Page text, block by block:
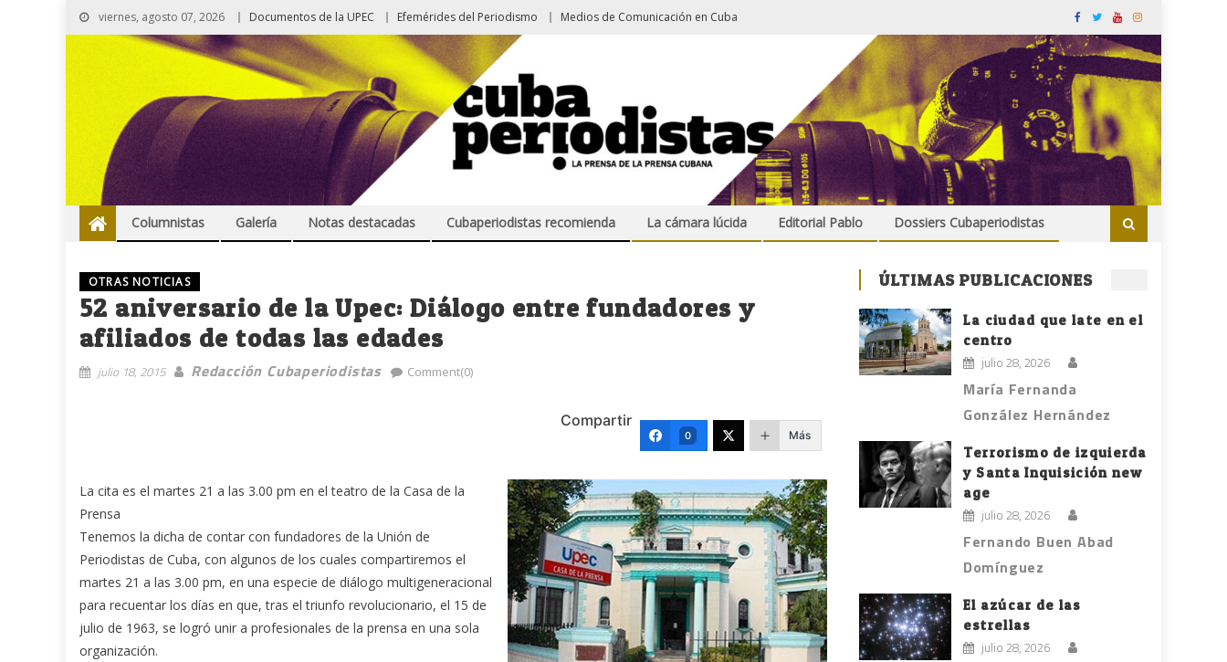
viernes, agosto 07, 2026 Documentos de la UPEC Efemérides del Periodismo Medios de Comunicación en Cuba
Columnistas Galería Notas destacadas Cubaperiodistas recomienda La cámara lúcida Editorial Pablo Dossiers Cubaperiodistas
OTRAS NOTICIAS
52 aniversario de la Upec: Diálogo entre fundadores y
afiliados de todas las edades
julio 18, 2015 Redacción Cubaperiodistas Comment(0)
Compartir
0 Más
La cita es el martes 21 a las 3.00 pm en el teatro de la Casa de la
Prensa
Tenemos la dicha de contar con fundadores de la Unión de
Periodistas de Cuba, con algunos de los cuales compartiremos el
martes 21 a las 3.00 pm, en una especie de diálogo multigeneracional
para recuentar los días en que, tras el triunfo revolucionario, el 15 de
julio de 1963, se logró unir a profesionales de la prensa en una sola
organización.
ÚLTIMAS PUBLICACIONES
La ciudad que late en el
centro
julio 28, 2026
María Fernanda
González Hernández
Terrorismo de izquierda
y Santa Inquisición new
age
julio 28, 2026
Fernando Buen Abad
Domínguez
El azúcar de las
estrellas
julio 28, 2026